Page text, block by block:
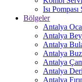
Isı Pompası
Bölgeler
Antalya
Antalya
Antalya
Antalya
Antalya
Antalya
Antalya